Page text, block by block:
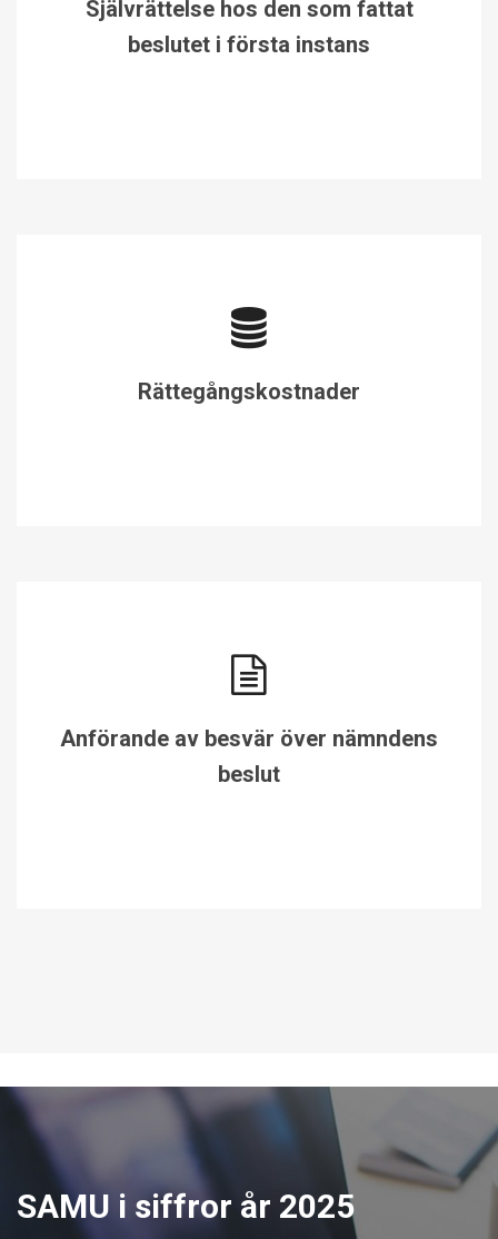
Självrättelse hos den som fattat
beslutet i första instans
Rättegångskostnader
Anförande av besvär över nämndens
beslut
SAMU i siffror år 2025